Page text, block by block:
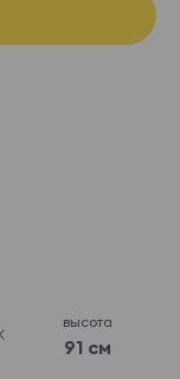
высота
91 см